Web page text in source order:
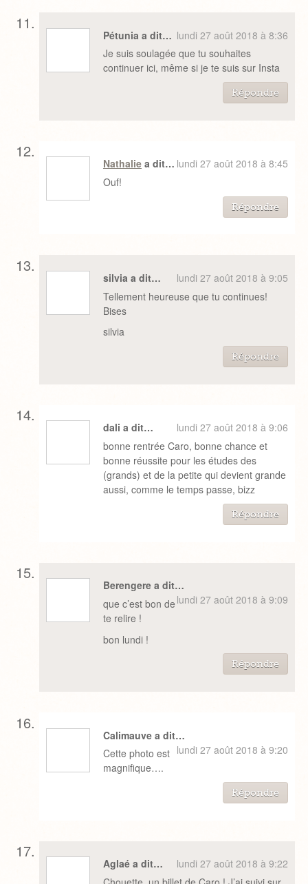
Pétunia a dit… lundi 27 août 2018 à 8:36
Je suis soulagée que tu souhaites
continuer ici, même si je te suis sur Insta
Répondre
Nathaliea dit… lundi 27 août 2018 à 8:45
Ouf!
Répondre
silvia a dit…
lundi 27 août 2018 à 9:05
Tellement heureuse que tu continues!
Bises
silvia
Répondre
dali a dit…
lundi 27 août 2018 à 9:06
bonne rentrée Caro, bonne chance et
bonne réussite pour les études des
(grands) et de la petite qui devient grande
aussi, comme le temps passe, bizz
Répondre
Berengere a dit…
lundi 27 août 2018 à 9:09
que c’est bon de
te relire !
bon lundi !
Répondre
Calimauve a dit…
lundi 27 août 2018 à 9:20
Cette photo est
magnifique….
Répondre
Aglaé a dit…
lundi 27 août 2018 à 9:22